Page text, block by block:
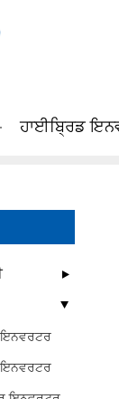
ਹਾਈਬ੍ਰਿਡ
ਇਨਵਰਟਰ
ਇਨਵਰਟਰ